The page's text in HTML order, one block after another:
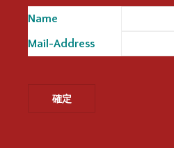
Name
Mail-Address